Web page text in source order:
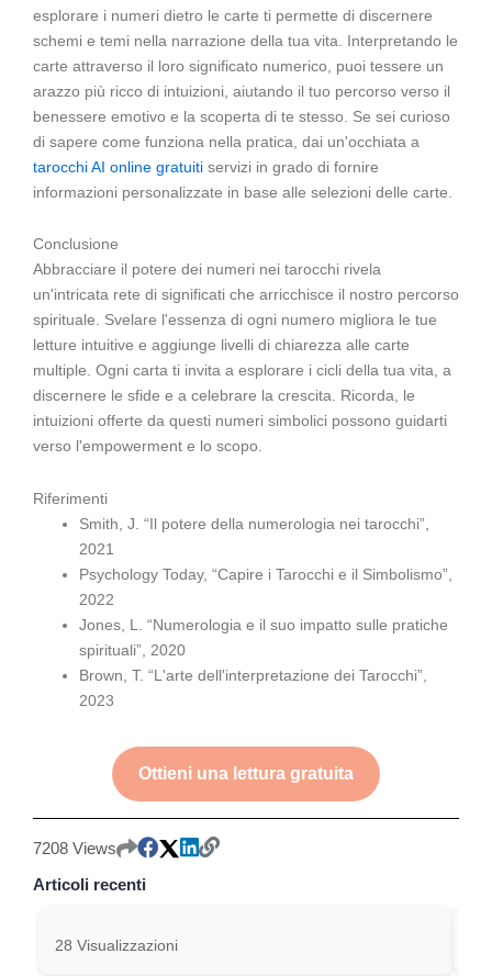
esplorare i numeri dietro le carte ti permette di discernere
schemi e temi nella narrazione della tua vita. Interpretando le
carte attraverso il loro significato numerico, puoi tessere un
arazzo più ricco di intuizioni, aiutando il tuo percorso verso il
benessere emotivo e la scoperta di te stesso. Se sei curioso
di sapere come funziona nella pratica, dai un'occhiata a
tarocchi AI online gratuiti servizi in grado di fornire
informazioni personalizzate in base alle selezioni delle carte.
Conclusione
Abbracciare il potere dei numeri nei tarocchi rivela
un'intricata rete di significati che arricchisce il nostro percorso
spirituale. Svelare l'essenza di ogni numero migliora le tue
letture intuitive e aggiunge livelli di chiarezza alle carte
multiple. Ogni carta ti invita a esplorare i cicli della tua vita, a
discernere le sfide e a celebrare la crescita. Ricorda, le
intuizioni offerte da questi numeri simbolici possono guidarti
verso l'empowerment e lo scopo.
Riferimenti
Smith, J. “Il potere della numerologia nei tarocchi”,
2021
Psychology Today, “Capire i Tarocchi e il Simbolismo”,
2022
Jones, L. “Numerologia e il suo impatto sulle pratiche
spirituali”, 2020
Brown, T. “L'arte dell'interpretazione dei Tarocchi”,
2023
Ottieni una lettura gratuita
7208 Views
Articoli recenti
28 Visualizzazioni